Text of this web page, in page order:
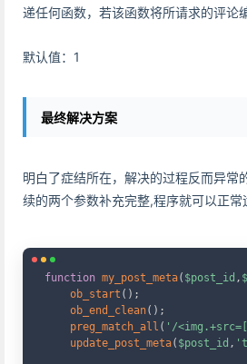
递任何函数，若该函数将所请求的评论
默认值：1
最终解决方案
明白了症结所在，解决的过程反而异常
续的两个参数补充完整,程序就可以正常
function my_post_meta( $post_id ,
ob_start ( ) ;
ob_end_clean( ) ;
preg_match_all ( '/
update_post_meta( $post_id ,